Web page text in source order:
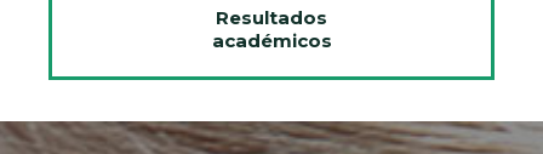
Resultados
académicos